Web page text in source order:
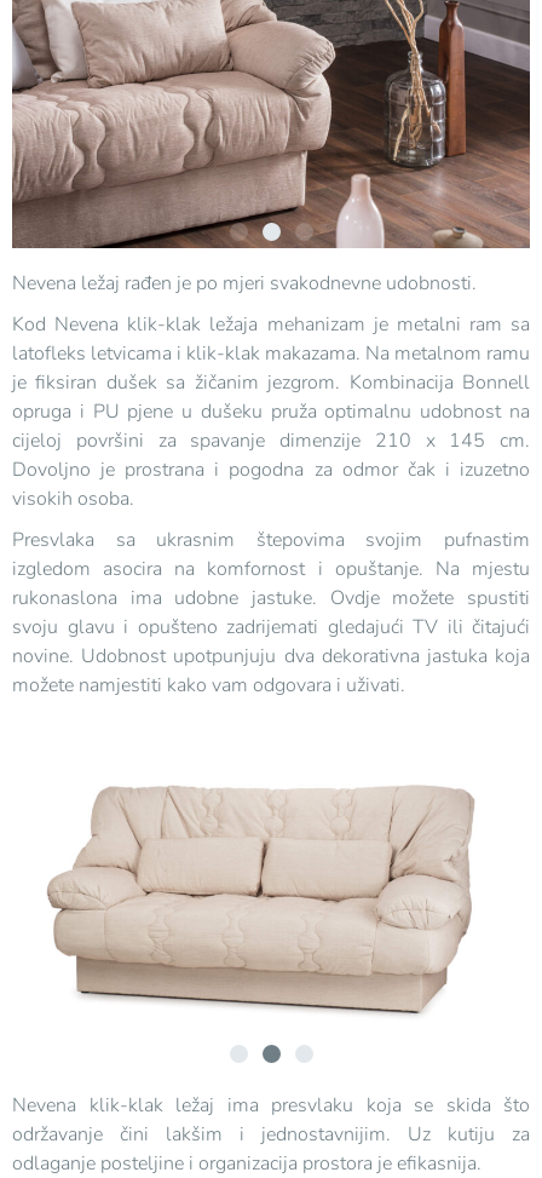
Nevena ležaj rađen je po mjeri svakodnevne udobnosti.
Kod Nevena klik-klak ležaja mehanizam je metalni ram sa
latofleks letvicama i klik-klak makazama. Na metalnom ramu
je fiksiran dušek sa žičanim jezgrom. Kombinacija Bonnell
opruga i PU pjene u dušeku pruža optimalnu udobnost na
cijeloj površini za spavanje dimenzije 210 x 145 cm.
Dovoljno je prostrana i pogodna za odmor čak i izuzetno
visokih osoba.
Presvlaka sa ukrasnim štepovima svojim pufnastim
izgledom asocira na komfornost i opuštanje. Na mjestu
rukonaslona ima udobne jastuke. Ovdje možete spustiti
svoju glavu i opušteno zadrijemati gledajući TV ili čitajući
novine. Udobnost upotpunjuju dva dekorativna jastuka koja
možete namjestiti kako vam odgovara i uživati.
Nevena klik-klak ležaj ima presvlaku koja se skida što
održavanje čini lakšim i jednostavnijim. Uz kutiju za
odlaganje posteljine i organizacija prostora je efikasnija.